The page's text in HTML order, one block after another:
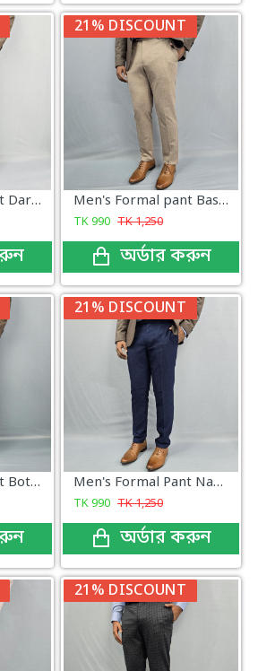
Men's Formal Pant Dark Navy
21% DISCOUNT
Men's Formal pant Base color new
TK990 TK1,250
অর্ডার করুন
Men's Formal Pant Bottle green
21% DISCOUNT
Men's Formal Pant Navy design New
TK990 TK1,250
অর্ডার করুন
21% DISCOUNT